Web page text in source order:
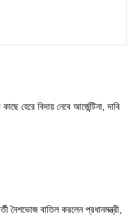
হেরে বিদায় নেবে আর্জেন্টিনা, দাবি
নৈশভোজ বাতিল করলেন প্রধানমন্ত্রী,